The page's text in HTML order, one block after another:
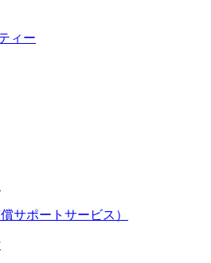
ィー
サポートサービス）